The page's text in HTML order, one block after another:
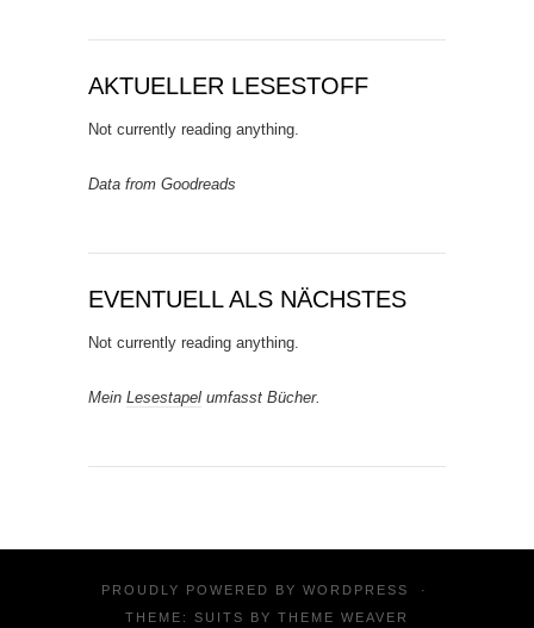
AKTUELLER LESESTOFF
Not currently reading anything.
Data from Goodreads
EVENTUELL ALS NÄCHSTES
Not currently reading anything.
Mein Lesestapel umfasst Bücher.
PROUDLY POWERED BY WORDPRESS
·
THEME: SUITS BY THEME WEAVER